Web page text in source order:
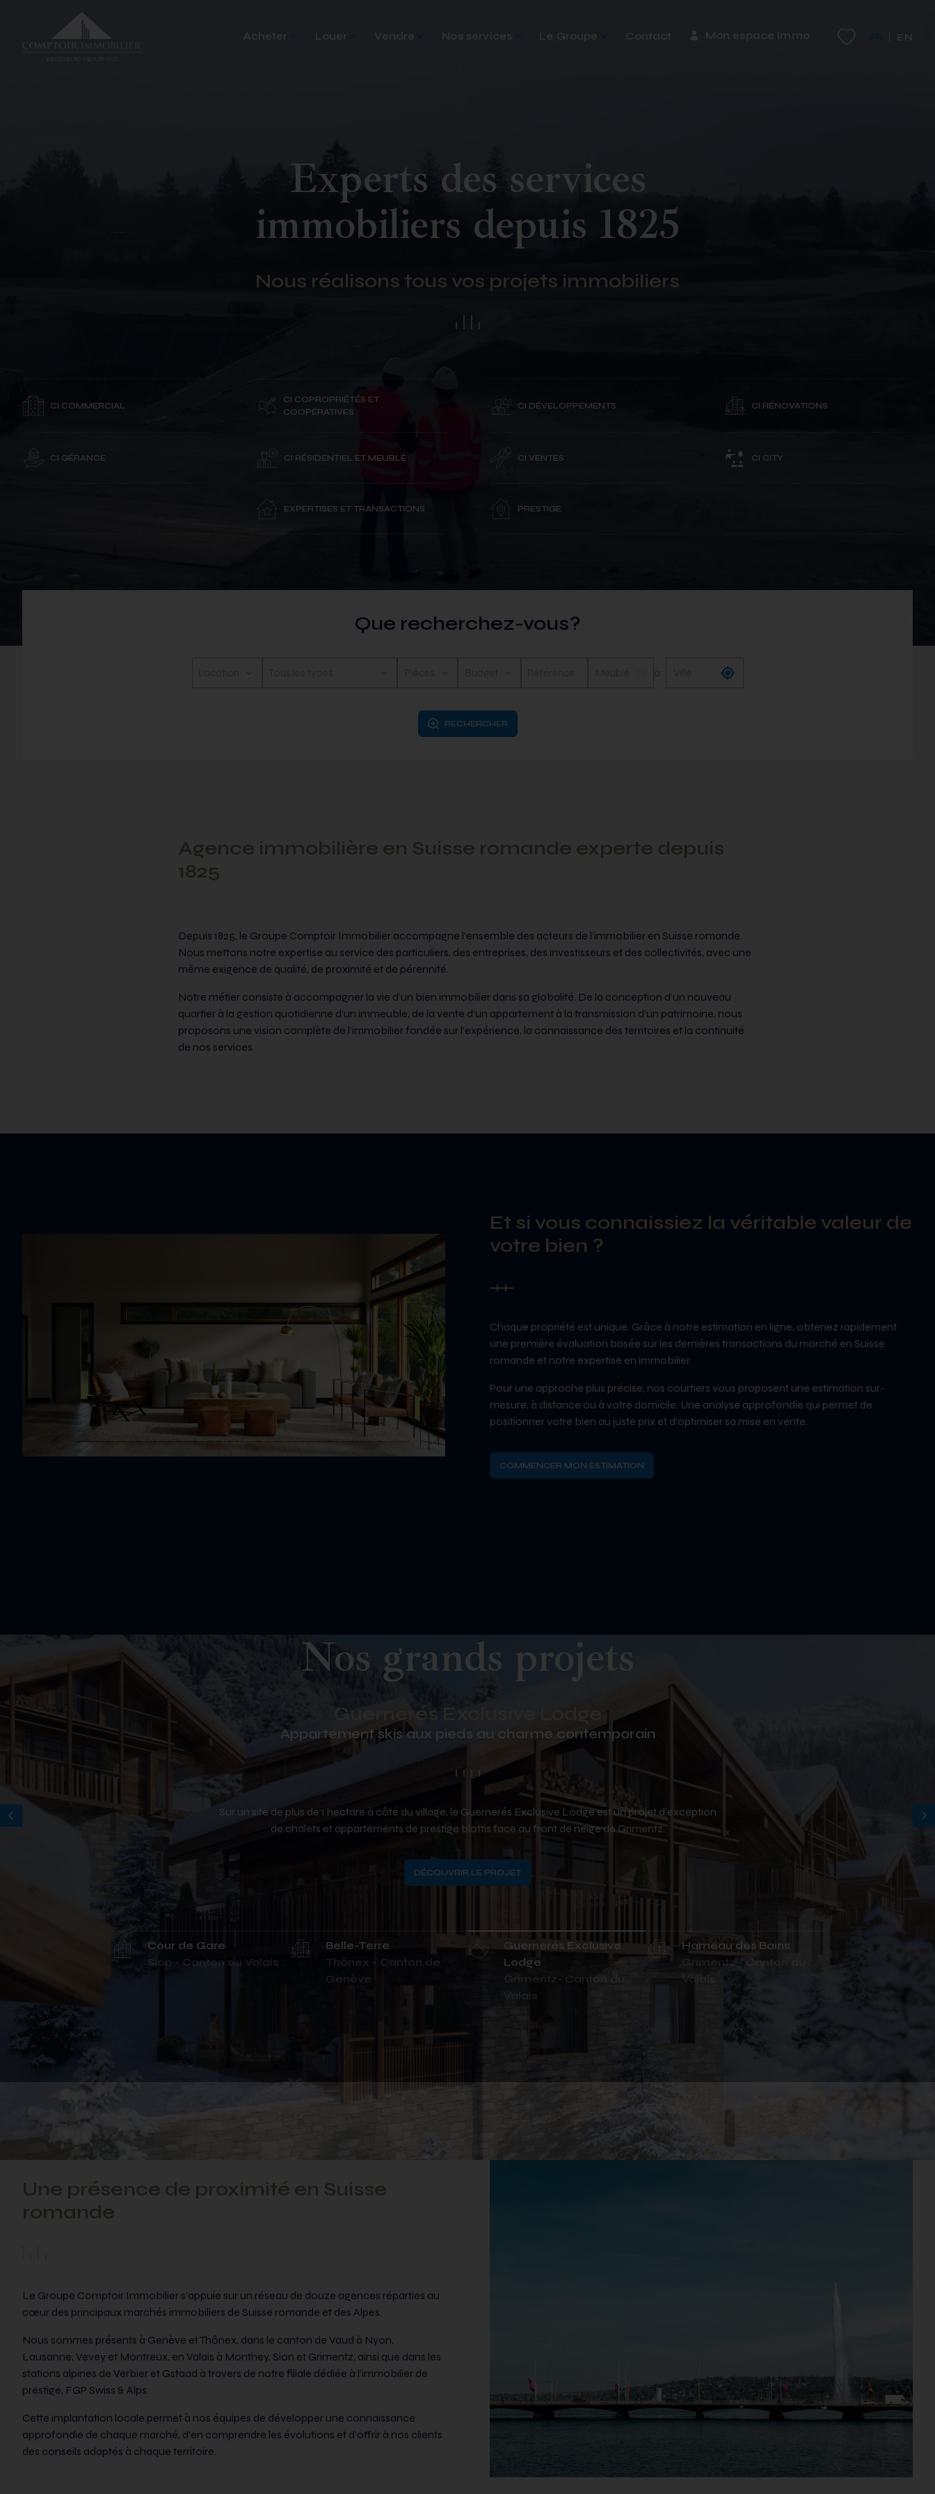
Acheter Louer Vendre Nos services Le Groupe Contact Mon espace Immo EN
Experts des services
immobiliers depuis 1825
Nous réalisons tous vos projets immobiliers
CI COMMERCIAL
CI COPROPRIÉTÉS ET
COOPÉRATIVES
CI DÉVELOPPEMENTS CI RÉNOVATIONS
CI GÉRANCE CI RÉSIDENTIEL ET MEUBLÉ CI VENTES CI CITY
EXPERTISES ET TRANSACTIONS PRESTIGE
Que recherchez-vous?
RECHERCHER
Agence immobilière en Suisse romande experte depuis
1825
Depuis 1825, le Groupe Comptoir Immobilier accompagne l’ensemble des acteurs de l’immobilier en Suisse romande.
Nous mettons notre expertise au service des particuliers, des entreprises, des investisseurs et des collectivités, avec une
même exigence de qualité, de proximité et de pérennité.
Notre métier consiste à accompagner la vie d’un bien immobilier dans sa globalité. De la conception d’un nouveau
quartier à la gestion quotidienne d’un immeuble, de la vente d’un appartement à la transmission d’un patrimoine, nous
proposons une vision complète de l’immobilier fondée sur l’expérience, la connaissance des territoires et la continuité
de nos services.
Et si vous connaissiez la véritable valeur de
votre bien ?
Chaque propriété est unique. Grâce à notre estimation en ligne, obtenez rapidement
une première évaluation basée sur les dernières transactions du marché en Suisse
romande et notre expertise en immobilier.
Pour une approche plus précise, nos courtiers vous proposent une estimation sur-
mesure, à distance ou à votre domicile. Une analyse approfondie qui permet de
positionner votre bien au juste prix et d’optimiser sa mise en vente.
COMMENCER MON ESTIMATION
Nos grands projets
Cour de Gare
Là où bat le cœur de Sion
Belle-Terre
Bienvenue dans ce nouveau quartier
Guernerés Exclusive Lodge
Appartement skis aux pieds au charme contemporain
Sur un site de plus de 1 hectare à côté du village, le Guernerés Exclusive Lodge est un projet d’exception
de chalets et appartements de prestige blottis face au front de neige de Grimentz.
DÉCOUVRIR LE PROJET
Hameau des Bains
Résidences touristiques de standing, avec services hôteliers
Cour de Gare
Sion - Canton du Valais
Belle-Terre
Thônex - Canton de
Genève
Guernerés Exclusive
Lodge
Grimentz- Canton du
Valais
Hameau des Bains
Grimentz - Canton du
Valais
Une présence de proximité en Suisse
romande
Le Groupe Comptoir Immobilier s’appuie sur un réseau de douze agences réparties au
cœur des principaux marchés immobiliers de Suisse romande et des Alpes.
Nous sommes présents à Genève et Thônex, dans le canton de Vaud à Nyon,
Lausanne, Vevey et Montreux, en Valais à Monthey, Sion et Grimentz, ainsi que dans les
stations alpines de Verbier et Gstaad à travers de notre filiale dédiée à l’immobilier de
prestige, FGP Swiss & Alps.
Cette implantation locale permet à nos équipes de développer une connaissance
approfondie de chaque marché, d’en comprendre les évolutions et d’offrir à nos clients
des conseils adaptés à chaque territoire.